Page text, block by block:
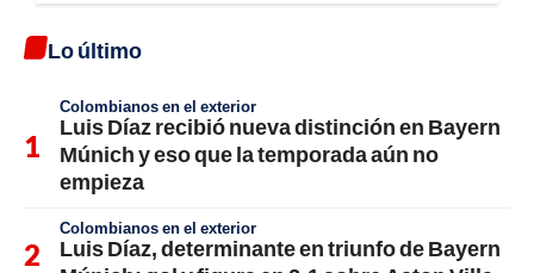
Lo último
Colombianos en el exterior
Luis Díaz recibió nueva distinción en Bayern
Múnich y eso que la temporada aún no
empieza
Colombianos en el exterior
Luis Díaz, determinante en triunfo de Bayern